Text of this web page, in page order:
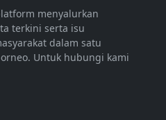
menyalurkan
terkini serta isu
dalam satu
Untuk hubungi kami